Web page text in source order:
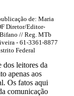
de: Maria
Diretor/Editor-
// Reg. MTb
- 61-3361-8877
Federal
dos leitores da
apenas aos
Os fatos aqui
comunicação